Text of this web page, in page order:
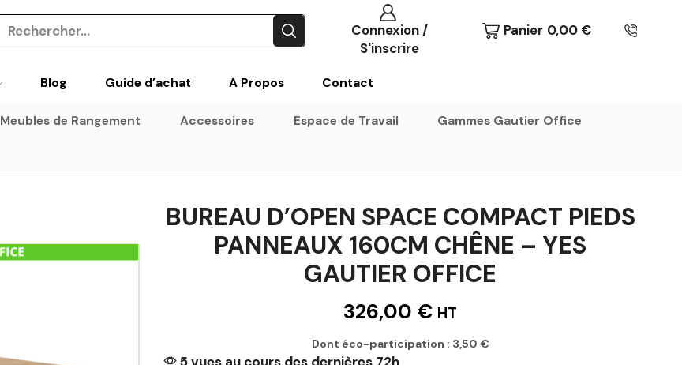
Connexion /
S'inscrire
Panier 0,00 €
Blog Guide d’achat A Propos Contact
Meubles de Rangement Accessoires Espace de Travail Gammes Gautier Office
BUREAU D’OPEN SPACE COMPACT PIEDS
PANNEAUX 160CM CHÊNE – YES
GAUTIER OFFICE
326,00 € HT
Dont éco-participation : 3,50 €